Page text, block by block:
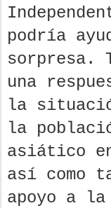
podría
sorpresa.
una
la
la
asiático
así como
apoyo a